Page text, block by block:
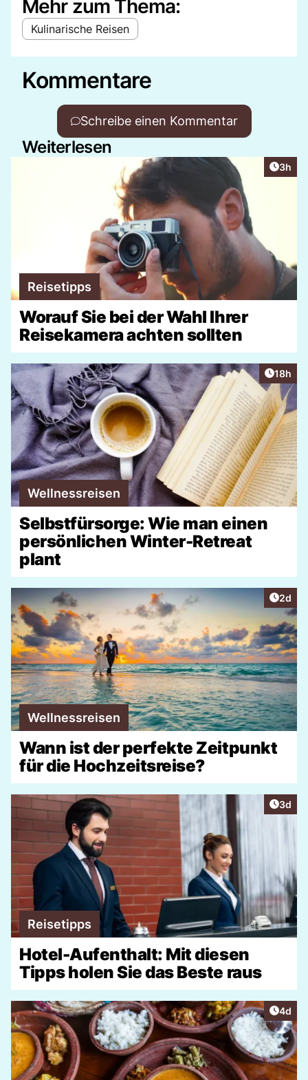
Mehr zum Thema:
Kulinarische Reisen
Kommentare
Schreibe einen Kommentar
Weiterlesen
3h
Reisetipps
Worauf Sie bei der Wahl Ihrer
Reisekamera achten sollten
Artikel
18h
Wellnessreisen
Selbstfürsorge: Wie man einen
persönlichen Winter-Retreat
plant
2d
Wellnessreisen
Wann ist der perfekte Zeitpunkt
für die Hochzeitsreise?
3d
Reisetipps
Hotel-Aufenthalt: Mit diesen
Tipps holen Sie das Beste raus
4d